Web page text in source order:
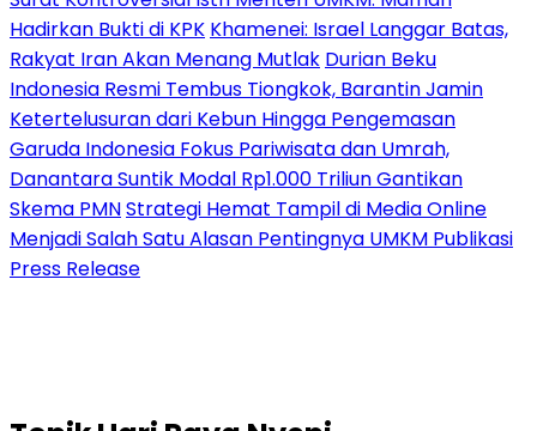
Hadirkan Bukti di KPK Khamenei: Israel Langgar Batas,
Rakyat Iran Akan Menang Mutlak Durian Beku
Indonesia Resmi Tembus Tiongkok, Barantin Jamin
Ketertelusuran dari Kebun Hingga Pengemasan
Garuda Indonesia Fokus Pariwisata dan Umrah,
Danantara Suntik Modal Rp1.000 Triliun Gantikan
Skema PMNStrategi Hemat Tampil di Media Online
Menjadi Salah Satu Alasan Pentingnya UMKM Publikasi
Press Release